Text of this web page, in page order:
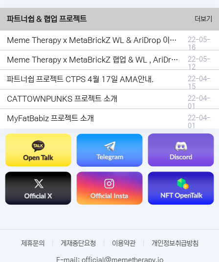
파트너쉽 & 협업 프로젝트 더보기
Meme Therapy x MetaBrickZ WL & AriDrop 이벤트 결과안내!
22-05-
16
Meme Therapy x MetaBrickZ 협업 & WL , AriDrop 이벤트 안내
22-05-
12
파트너쉽 프로젝트 CTPS 4월 17일 AMA안내.
22-04-
15
CATTOWNPUNKS 프로젝트 소개
22-04-
01
MyFatBabiz 프로젝트 소개
22-04-
01
제휴문의 게재중단요청 이용약관 개인정보취급방침
E-mail: official@memetherapy.io